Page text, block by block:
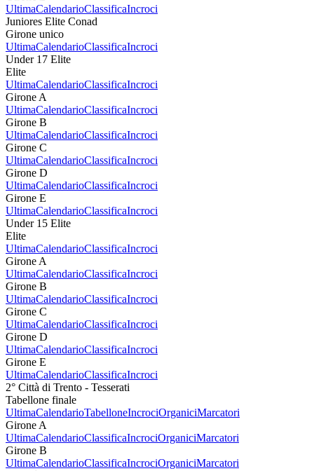
UltimaCalendarioClassificaIncroci
Juniores Elite Conad
Girone unico
UltimaCalendarioClassificaIncroci
Under 17 Elite
Elite
UltimaCalendarioClassificaIncroci
Girone A
UltimaCalendarioClassificaIncroci
Girone B
UltimaCalendarioClassificaIncroci
Girone C
UltimaCalendarioClassificaIncroci
Girone D
UltimaCalendarioClassificaIncroci
Girone E
UltimaCalendarioClassificaIncroci
Under 15 Elite
Elite
UltimaCalendarioClassificaIncroci
Girone A
UltimaCalendarioClassificaIncroci
Girone B
UltimaCalendarioClassificaIncroci
Girone C
UltimaCalendarioClassificaIncroci
Girone D
UltimaCalendarioClassificaIncroci
Girone E
UltimaCalendarioClassificaIncroci
2° Città di Trento - Tesserati
Tabellone finale
UltimaCalendarioTabelloneIncrociOrganiciMarcatori
Girone A
UltimaCalendarioClassificaIncrociOrganiciMarcatori
Girone B
UltimaCalendarioClassificaIncrociOrganiciMarcatori